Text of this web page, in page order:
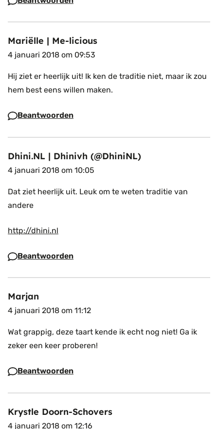
Mariëlle | Me-licious
4 januari 2018 om 09:53
Hij ziet er heerlijk uit! Ik ken de traditie niet, maar ik zou
hem best eens willen maken.
Beantwoorden
Dhini.NL | Dhinivh (@DhiniNL)
4 januari 2018 om 10:05
Dat ziet heerlijk uit. Leuk om te weten traditie van
andere
http://dhini.nl
Beantwoorden
Marjan
4 januari 2018 om 11:12
Wat grappig, deze taart kende ik echt nog niet! Ga ik
zeker een keer proberen!
Beantwoorden
Krystle Doorn-Schovers
4 januari 2018 om 12:16